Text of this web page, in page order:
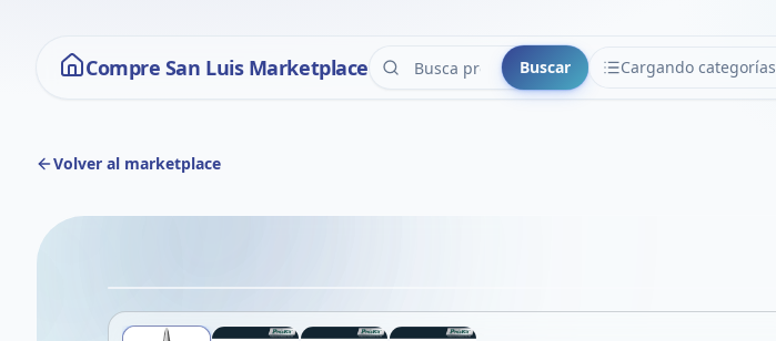
Compre San Luis Marketplace Buscar Cargando categorías
CATEGORÍAS
Volver al marketplace